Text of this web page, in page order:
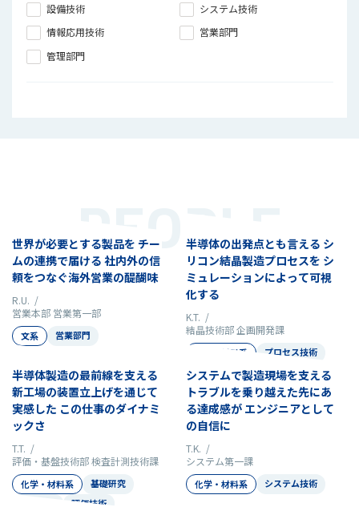
設備技術
システム技術
情報応用技術
営業部門
管理部門
PEOPLE
世界が必要とする製品を チー
ムの連携で届ける 社内外の信
頼をつなぐ海外営業の醍醐味
R.U. /
営業本部 営業第一部
文系 営業部門
半導体の出発点とも言える シ
リコン結晶製造プロセスを シ
ミュレーションによって可視
化する
K.T. /
結晶技術部 企画開発課
化学・材料系 プロセス技術
半導体製造の最前線を支える
新工場の装置立上げを通じて
実感した この仕事のダイナミ
ックさ
T.T. /
評価・基盤技術部 検査計測技術課
化学・材料系
基礎研究
評価技術
システムで製造現場を支える
トラブルを乗り越えた先にあ
る達成感が エンジニアとして
の自信に
T.K. /
システム第一課
化学・材料系 システム技術